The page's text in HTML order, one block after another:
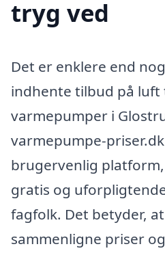
tryg ved
Det er enklere end
indhente tilbud på luft
varmepumper i
varmepumpe-
brugervenlig
gratis og
fagfolk. Det betyder,
sammenligne priser